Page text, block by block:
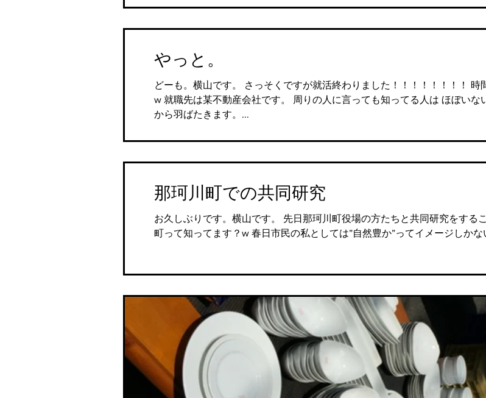
やっと。
どーも。横山です。 さっそくですが就活終わりました！！！！！！！！ 時
w 就職先は某不動産会社です。 周りの人に言っても知ってる人は ほぼいな
から羽ばたきます。...
那珂川町での共同研究
お久しぶりです。横山です。 先日那珂川町役場の方たちと共同研究をする
町って知ってます？w 春日市民の私としては”自然豊か”ってイメージしかな